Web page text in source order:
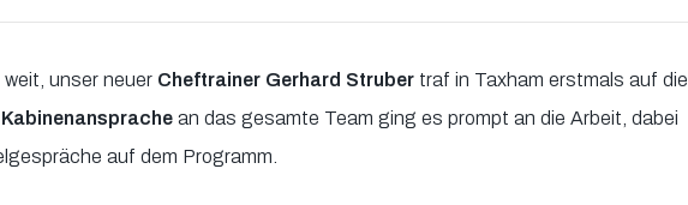
unser neuer Cheftrainer Gerhard Struber traf in Taxham erstmals auf die
Kabinenansprache an das gesamte Team ging es prompt an die Arbeit, dabei
auf dem Programm.